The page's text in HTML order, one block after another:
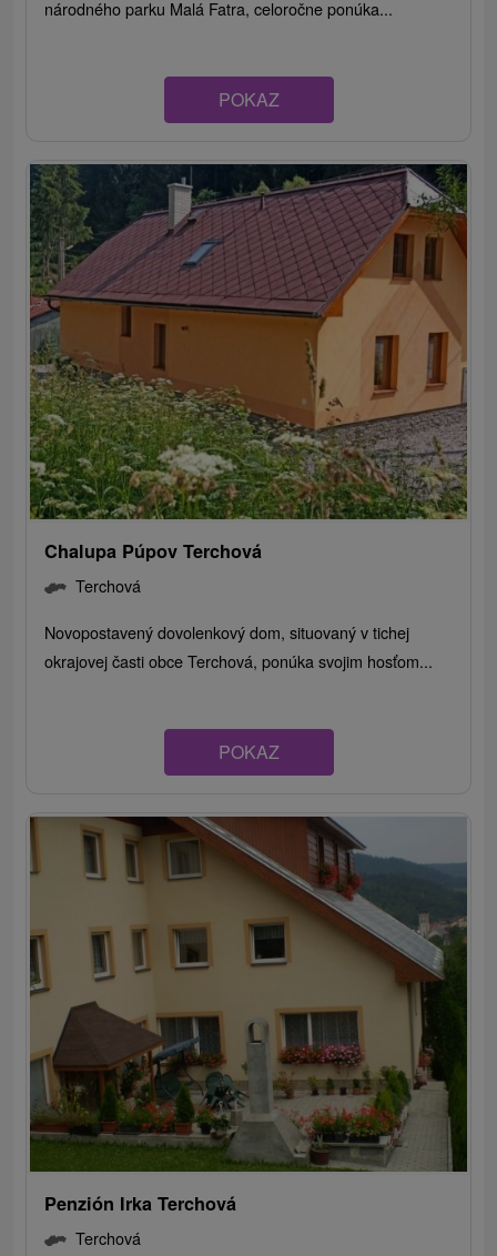
národného parku Malá Fatra, celoročne ponúka...
POKAZ
Chalupa Púpov Terchová
Terchová
Novopostavený dovolenkový dom, situovaný v tichej
okrajovej časti obce Terchová, ponúka svojim hosťom...
POKAZ
Penzión Irka Terchová
Terchová